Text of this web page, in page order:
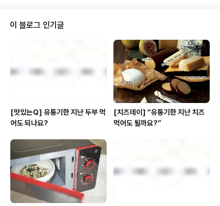
없이 다 있다는 '브릭 레인' 음식을 원하는 사람에게 최고의
장소인 '버러 마켓'까지 그야말로 재래시장을 통해 영국의
정취를 다양하게 느끼실 수 있답니다. 생활과 밀접한 제품
을 파는 우리의 시장보다는 조금 더 잡화점스럽지만^^ 영
국만의 멋을 간직한 그곳의 재래시장을 만나 보시죠. (사실
우리나라의 재..
이 블로그 인기글
[맛있는Q] 유통기한 지난 두부 먹
어도 되나요?
[치즈데이] “유통기한 지난 치즈
먹어도 될까요?”